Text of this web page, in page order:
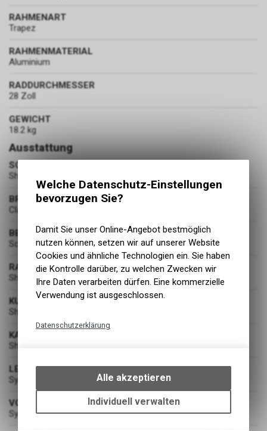
RAHMENART
Trapez
RAHMENMATERIAL
Aluminium
RADDURCHMESSER
28 Zoll
GEWICHT
18.2 kg
Ausstattung
SCHALTUNG
Shimano Acera RD-T3000 3x8 Speed
BREMSEN
Clarks 2-Kolben 160/160
BEREIFUNG
Schwalbe Road Cruiser 700x47c 47-622
RADSATZ
Shimano Deore DH-3D37-QR / FH-TX505
KURBELGARNITUR
Shimano Altus FC-TY501 Black 48x38x26T
KASSETTE
Shimano CS-HG31 11-32T
LENKER
Syncros 3.0 680mm / 10° bend
VORBAU
Syncros UC3.0 adjustable 85mm
Welche Datenschutz-Einstellungen
bevorzugen Sie?
Damit Sie unser Online-Angebot bestmöglich
nutzen können, setzen wir auf unserer Website
Cookies und ähnliche Technologien ein. Sie haben
die Kontrolle darüber, zu welchen Zwecken wir
Ihre Daten verarbeiten dürfen. Eine kommerzielle
Verwendung ist ausgeschlossen.
Datenschutzerklärung
bestimmte Interaktionen und
Einstellungen auf Ihrem Gerät,
um die grundlegenden
Funktionen unseres Online-
Alle akzeptieren
Individuell verwalten